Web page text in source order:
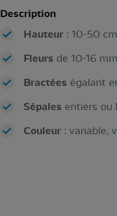
Description
Hauteur: 10-50 cm
Fleurs de 10-16
Bractées égalant
Sépales entiers ou
Couleur: variable,